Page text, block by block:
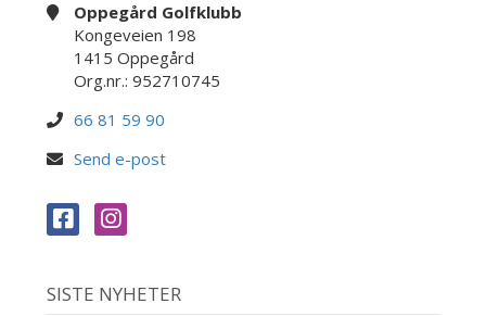
Oppegård Golfklubb
Kongeveien 198
1415 Oppegård
Org.nr.: 952710745
66 81 59 90
Send e-post
SISTE NYHETER